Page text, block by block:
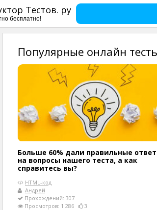
Тестов. ру
бесплатно!
Популярные онлайн
Больше 60% дали правильные
на вопросы нашего теста, а как
справитесь вы?
HTML-код
Андрей
Прохождений: 307
Просмотров: 1 286
3